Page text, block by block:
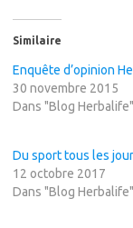
Similaire
Enquête d’opinion
30 novembre 2015
Dans "Blog Herbalife"
Du sport tous les
12 octobre 2017
Dans "Blog Herbalife"